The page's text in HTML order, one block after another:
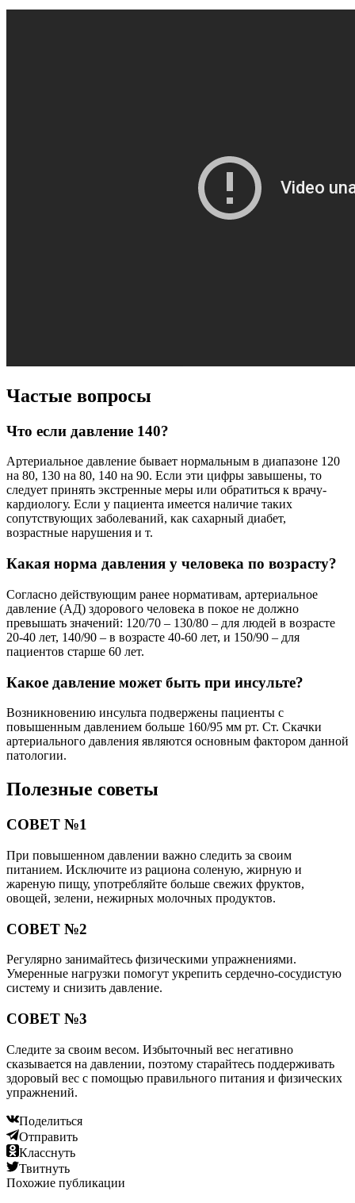
Частые вопросы
Что если давление 140?
Артериальное давление бывает нормальным в диапазоне 120
на 80, 130 на 80, 140 на 90. Если эти цифры завышены, то
следует принять экстренные меры или обратиться к врачу-
кардиологу. Если у пациента имеется наличие таких
сопутствующих заболеваний, как сахарный диабет,
возрастные нарушения и т.
Какая норма давления у человека по возрасту?
Согласно действующим ранее нормативам, артериальное
давление (АД) здорового человека в покое не должно
превышать значений: 120/70 – 130/80 – для людей в возрасте
20-40 лет, 140/90 – в возрасте 40-60 лет, и 150/90 – для
пациентов старше 60 лет.
Какое давление может быть при инсульте?
Возникновению инсульта подвержены пациенты с
повышенным давлением больше 160/95 мм рт. Ст. Скачки
артериального давления являются основным фактором данной
патологии.
Полезные советы
СОВЕТ №1
При повышенном давлении важно следить за своим
питанием. Исключите из рациона соленую, жирную и
жареную пищу, употребляйте больше свежих фруктов,
овощей, зелени, нежирных молочных продуктов.
СОВЕТ №2
Регулярно занимайтесь физическими упражнениями.
Умеренные нагрузки помогут укрепить сердечно-сосудистую
систему и снизить давление.
СОВЕТ №3
Следите за своим весом. Избыточный вес негативно
сказывается на давлении, поэтому старайтесь поддерживать
здоровый вес с помощью правильного питания и физических
упражнений.
Поделиться
Отправить
Класснуть
Твитнуть
Похожие публикации